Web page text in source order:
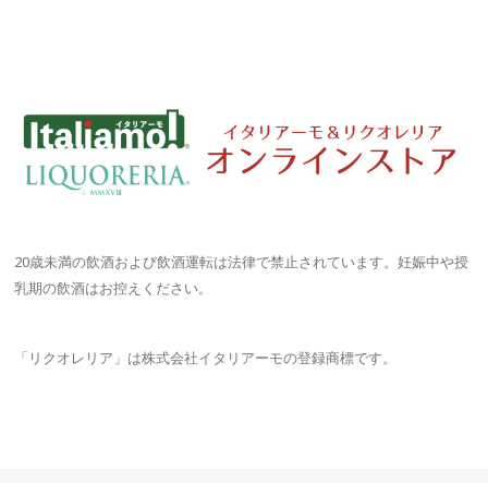
ー
シ
ョ
20歳未満の飲酒および飲酒運転は法律で禁止されています。妊娠中や授
乳期の飲酒はお控えください。
「リクオレリア」は株式会社イタリアーモの登録商標です。